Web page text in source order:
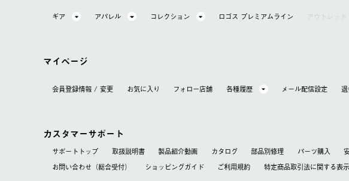
ギア アパレル コレクション ロゴス プレミアムライン アウトレット
マイページ
会員登録情報 / 変更 お気に⼊り フォロー店舗 各種履歴 メール配信設定
カスタマーサポート
サポートトップ 取扱説明書 製品紹介動画 カタログ 部品別修理 パーツ購入
お問い合わせ（総合受付）
ショッピングガイド ご利用規約 特定商品取引法に関する表⽰